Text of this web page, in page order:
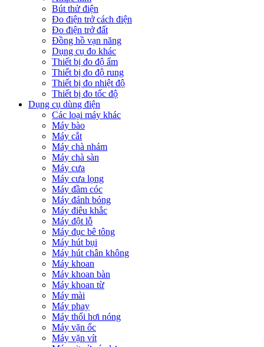
Bút thử điện
Đo điện trở cách điện
Đo điện trở đất
Đồng hồ vạn năng
Dụng cụ đo khác
Thiết bị đo độ ẩm
Thiết bị đo độ rung
Thiết bị đo nhiệt độ
Thiết bị đo tốc độ
Dụng cụ dùng điện
Các loại máy khác
Máy bào
Máy cắt
Máy chà nhám
Máy chà sàn
Máy cưa
Máy cưa lọng
Máy đầm cóc
Máy đánh bóng
Máy điêu khắc
Máy đột lỗ
Máy đục bê tông
Máy hút bụi
Máy hút chân không
Máy khoan
Máy khoan bàn
Máy khoan từ
Máy mài
Máy phay
Máy thổi hơi nóng
Máy vặn ốc
Máy vặn vít